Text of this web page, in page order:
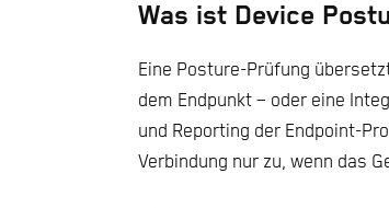
Was ist Device
Eine Posture-Prüfung
dem Endpunkt – oder eine
und Reporting der Endpoint-
Verbindung nur zu, wenn das